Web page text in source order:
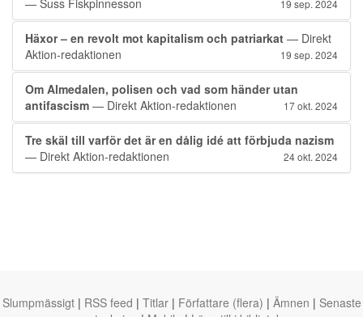
— Suss Fiskpinnesson
19 sep. 2024
Häxor – en revolt mot kapitalism och patriarkat — Direkt
Aktion-redaktionen
19 sep. 2024
Om Almedalen, polisen och vad som händer utan
antifascism — Direkt Aktion-redaktionen 17 okt. 2024
Tre skäl till varför det är en dålig idé att förbjuda nazism
— Direkt Aktion-redaktionen
24 okt. 2024
Slumpmässigt | RSS feed | Titlar | Författare (flera) | Ämnen | Senaste